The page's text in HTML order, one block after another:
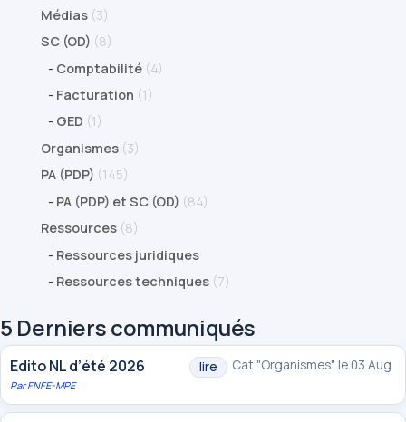
Médias (3)
SC (OD) (8)
- Comptabilité (4)
- Facturation (1)
- GED (1)
Organismes (3)
PA (PDP) (145)
- PA (PDP) et SC (OD) (84)
Ressources (8)
- Ressources juridiques
- Ressources techniques (7)
5 Derniers communiqués
Cat "Organismes" le 03 Aug
Edito NL d’été 2026 lire
ParFNFE-MPE